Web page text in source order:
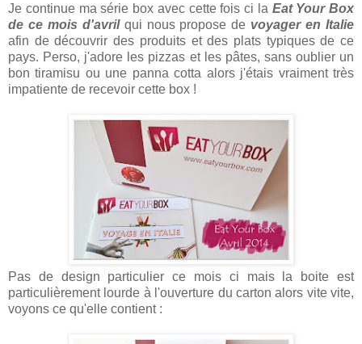
Je continue ma série box avec cette fois ci la Eat Your Box
de ce mois d'avrilqui nous propose de voyager en Italie
afin de découvrir des produits et des plats typiques de ce
pays. Perso, j'adore les pizzas et les pâtes, sans oublier un
bon tiramisu ou une panna cotta alors j'étais vraiment très
impatiente de recevoir cette box !
Pas de design particulier ce mois ci mais la boite est
particulièrement lourde à l'ouverture du carton alors vite vite,
voyons ce qu'elle contient :